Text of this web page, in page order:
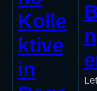
Kolle
ktive
in